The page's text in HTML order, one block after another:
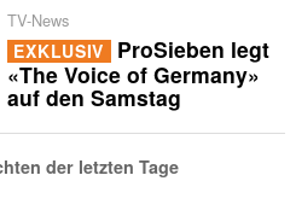
TV-News
EXKLUSIV ProSieben legt
«The Voice of Germany»
auf den Samstag
der letzten Tage